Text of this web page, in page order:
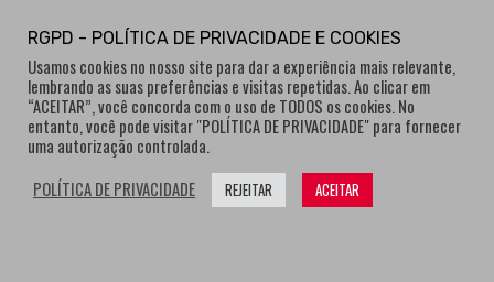
e-newvation tem o patrocínio do “Produto do
Ano”, o prémio de inovação atribuído por
consumidores.
RGPD - POLÍTICA DE PRIVACIDADE E COOKIES
Usamos cookies no nosso site para dar a experiência mais relevante,
lembrando as suas preferências e visitas repetidas. Ao clicar em
“ACEITAR”, você concorda com o uso de TODOS os cookies. No
entanto, você pode visitar "POLÍTICA DE PRIVACIDADE" para fornecer
uma autorização controlada.
POLÍTICA DE PRIVACIDADE
REJEITAR ACEITAR